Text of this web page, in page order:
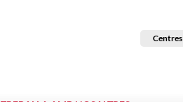
Centres